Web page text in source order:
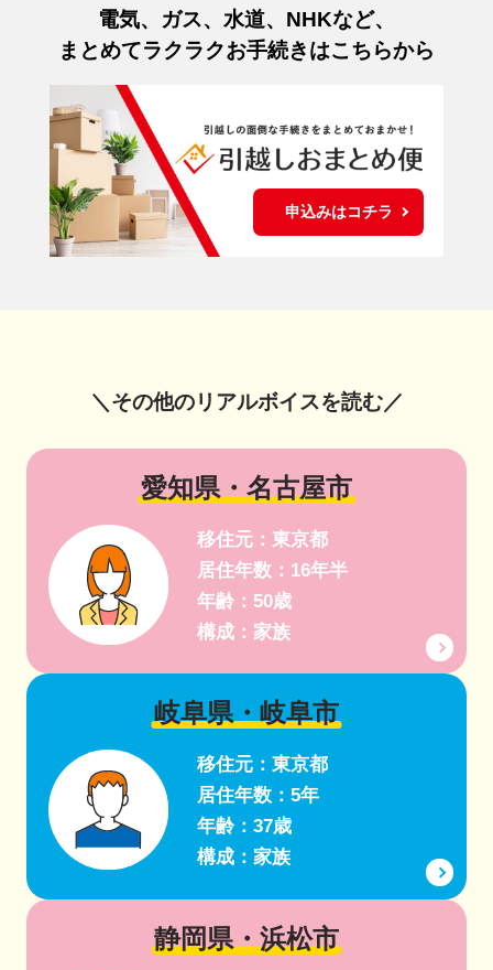
電気、ガス、水道、NHKなど、
まとめてラクラクお手続きはこちらから
申込みはコチラ
＼その他のリアルボイスを読む／
愛知県・名古屋市
移住元：東京都
居住年数：16年半
年齢：50歳
構成：家族
岐阜県・岐阜市
移住元：東京都
居住年数：5年
年齢：37歳
構成：家族
静岡県・浜松市